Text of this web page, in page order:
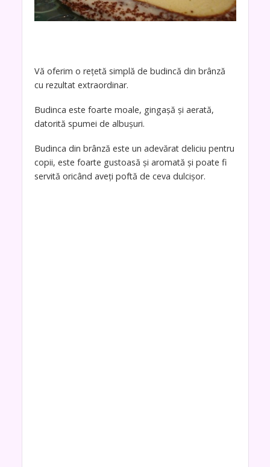
Vă oferim o rețetă simplă de budincă din brânză
cu rezultat extraordinar.
Budinca este foarte moale, gingașă și aerată,
datorită spumei de albușuri.
Budinca din brânză este un adevărat deliciu pentru
copii, este foarte gustoasă și aromată și poate fi
servită oricând aveți poftă de ceva dulcișor.